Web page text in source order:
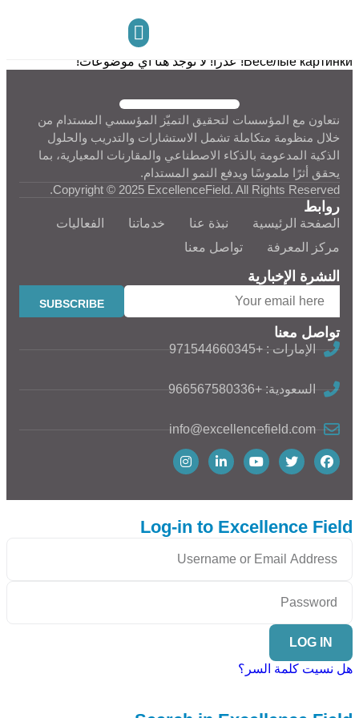
البحث عن: الصفحة الرئيسية › المنتديات › موضوعات تحمل الوسم:
Веселые картинки! عذراً! لا توجد هنا أي موضوعات!
نتعاون مع المؤسسات لتحقيق التميّز المؤسسي المستدام من
خلال منظومة متكاملة تشمل الاستشارات والتدريب والحلول
الذكية المدعومة بالذكاء الاصطناعي والمقارنات المعيارية، بما
يحقق أثرًا ملموسًا ويدفع النمو المستدام.
Copyright © 2025 ExcellenceField. All Rights Reserved.
روابط
الصفحة الرئيسية نبذة عنا خدماتنا
الفعاليات
مركز المعرفة
تواصل معنا
النشرة الإخبارية
تواصل معنا
الإمارات : +971544660345
السعودية: +966567580336
info@excellencefield.com
Log-in to Excellence Field
LOG IN
هل نسيت كلمة السر؟